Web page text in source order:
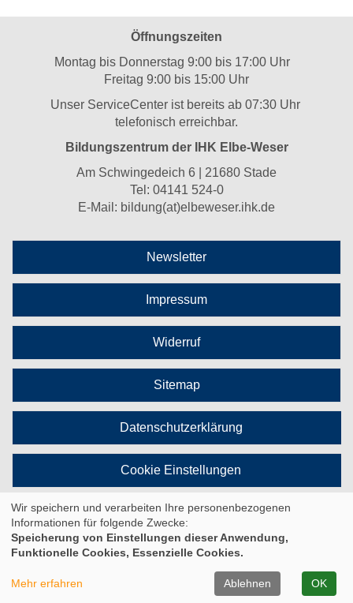
Öffnungszeiten
Montag bis Donnerstag 9:00 bis 17:00 Uhr
Freitag 9:00 bis 15:00 Uhr
Unser ServiceCenter ist bereits ab 07:30 Uhr
telefonisch erreichbar.
Bildungszentrum der IHK Elbe-Weser
Am Schwingedeich 6 | 21680 Stade
Tel: 04141 524-0
E-Mail: bildung(at)elbeweser.ihk.de
Newsletter
Impressum
Widerruf
Sitemap
Datenschutzerklärung
Cookie Einstellungen
Vertrag widerrufen
Wir speichern und verarbeiten Ihre personenbezogenen
Informationen für folgende Zwecke:
Speicherung von Einstellungen dieser Anwendung,
Funktionelle Cookies, Essenzielle Cookies.
Mehr erfahren Ablehnen OK